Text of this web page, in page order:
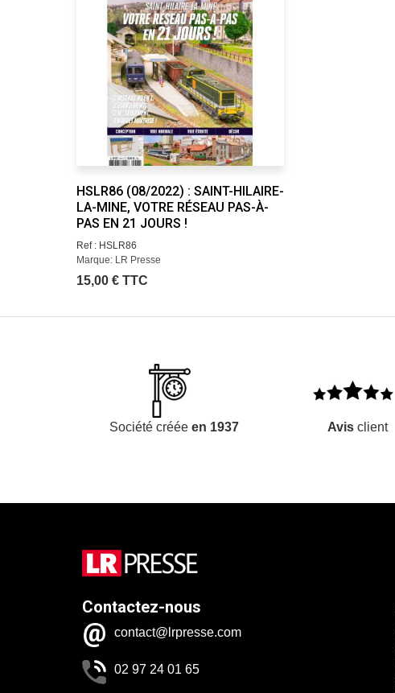
HSLR86 (08/2022) : SAINT-HILAIRE-
LA-MINE, VOTRE RÉSEAU PAS-À-
PAS EN 21 JOURS !
Ref : HSLR86
Marque: LR Presse
15,00 € TTC
Société créée en 1937 Avisclient
Contactez-nous
contact@lrpresse.com
02 97 24 01 65